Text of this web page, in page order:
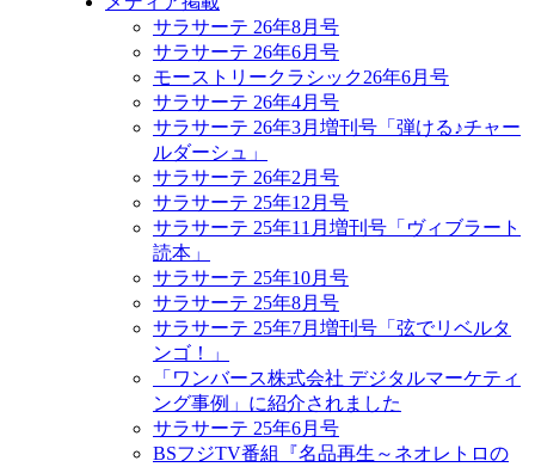
サラサーテ 26年8月号
サラサーテ 26年6月号
モーストリークラシック26年6月号
サラサーテ 26年4月号
サラサーテ 26年3月増刊号「弾ける♪チャー
ルダーシュ」
サラサーテ 26年2月号
サラサーテ 25年12月号
サラサーテ 25年11月増刊号「ヴィブラート
読本」
サラサーテ 25年10月号
サラサーテ 25年8月号
サラサーテ 25年7月増刊号「弦でリベルタ
ンゴ！」
「ワンバース株式会社 デジタルマーケティ
ング事例」に紹介されました
サラサーテ 25年6月号
BSフジTV番組『名品再生～ネオレトロの